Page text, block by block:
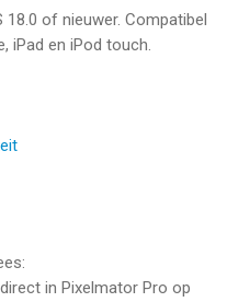
Apple ontworpen thema's
presentaties
op de iPad
18.0 of nieuwer. Compatibel
iPad en iPod touch.
in Pixelmator Pro op